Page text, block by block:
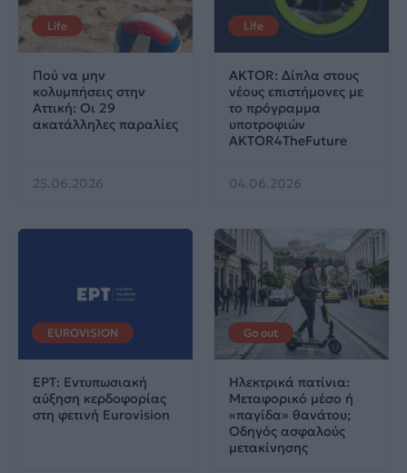
Life
Πού να μην
κολυμπήσεις στην
Αττική: Οι 29
ακατάλληλες παραλίες
25.06.2026
Life
AKTOR: Δίπλα στους
νέους επιστήμονες με
το πρόγραμμα
υποτροφιών
AKTOR4TheFuture
04.06.2026
EUROVISION
ΕΡΤ: Εντυπωσιακή
αύξηση κερδοφορίας
στη φετινή Eurovision
Go out
Ηλεκτρικά πατίνια:
Μεταφορικό μέσο ή
«παγίδα» θανάτου;
Οδηγός ασφαλούς
μετακίνησης